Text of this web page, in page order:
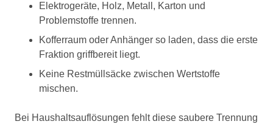
Elektrogeräte, Holz, Metall, Karton und
Problemstoffe trennen.
Kofferraum oder Anhänger so laden, dass die erste
Fraktion griffbereit liegt.
Keine Restmüllsäcke zwischen Wertstoffe
mischen.
Bei Haushaltsauflösungen fehlt diese saubere Trennung